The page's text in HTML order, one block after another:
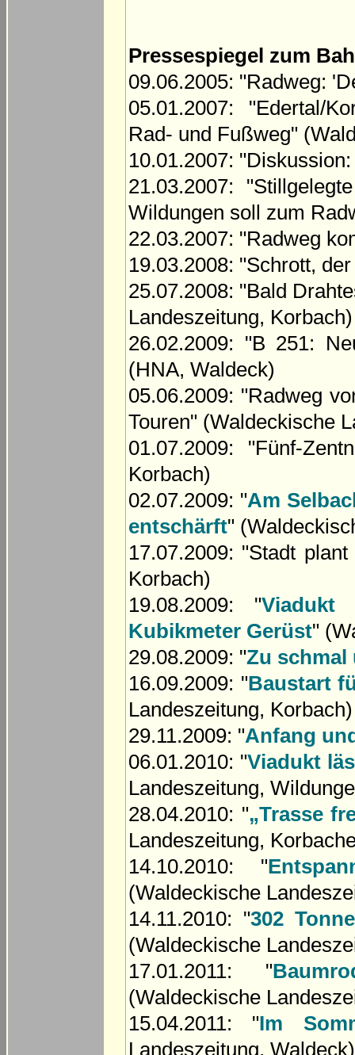
Pressespiegel zum
09.06.2005: "Radweg:
05.01.2007: "Edertal/
Rad- und Fußweg"
10.01.2007:
21.03.2007:
Wildungen soll zum
22.03.2007: "Radweg
19.03.2008: "Schrott,
25.07.2008: "Bald
Landeszeitung, Korbach)
26.02.2009: "B 251:
(HNA, Waldeck)
05.06.2009: "Radweg
Touren" (Waldeckische
01.07.2009: "Fünf-
Korbach)
02.07.2009: "Am
entschärft"
17.07.2009: "Stadt
Korbach)
19.08.2009: "Viadukt
Kubikmeter Gerüst"
29.08.2009: "Zu schmal
16.09.2009: "Baustart
Landeszeitung, Korbach)
29.11.2009: "Anfang
06.01.2010: "Viadukt
Landeszeitung,
28.04.2010: "„Trasse
Landeszeitung,
14.10.2010: "
(Waldeckische
14.11.2010: "302
(Waldeckische
17.01.2011: "
(Waldeckische
15.04.2011: "Im
Landeszeitung, Waldeck)